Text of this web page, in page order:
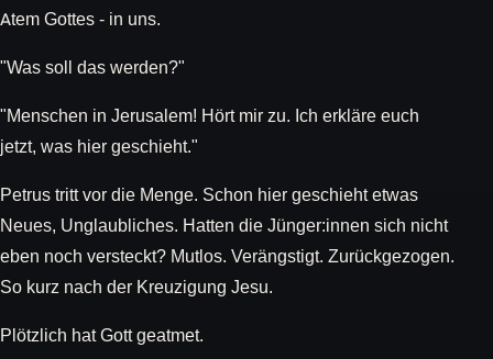
Atem Gottes - in uns.
"Was soll das werden?"
"Menschen in Jerusalem! Hört mir zu. Ich erkläre euch
jetzt, was hier geschieht."
Petrus tritt vor die Menge. Schon hier geschieht etwas
Neues, Unglaubliches. Hatten die Jünger:innen sich nicht
eben noch versteckt? Mutlos. Verängstigt. Zurückgezogen.
So kurz nach der Kreuzigung Jesu.
Plötzlich hat Gott geatmet.